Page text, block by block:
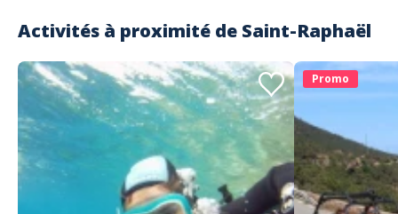
Activités à proximité de Saint-Raphaël
Promo